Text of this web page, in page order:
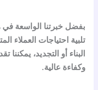
بفضل خبرتنا الواسعة
تلبية احتياجات العملاء
البناء أو التجديد، يمكننا
وكفاءة عالية.